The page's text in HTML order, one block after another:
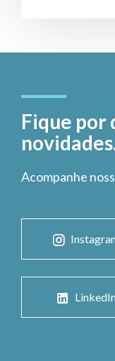
Fique por
Acompanhe